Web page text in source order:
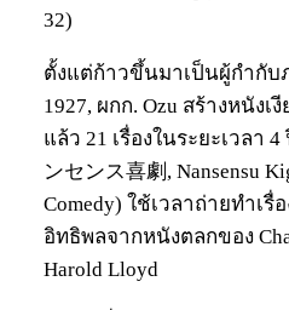
32)
ตั้งแต่ก้าวขึ้นมาเป็นผู้กำกับ
1927, ผกก. Ozu สร้างหนังเ
แล้ว 21 เรื่องในระยะเวลา
ンセンス喜劇, Nansensu
Comedy) ใช้เวลาถ่ายทำเรื่
อิทธิพลจากหนังตลกของ
Harold Lloyd